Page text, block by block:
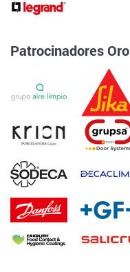
Patrocinadores Oro